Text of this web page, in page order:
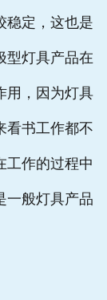
稳定，这也是
型灯具产品在
用，因为灯具
看书工作都不
工作的过程中
一般灯具产品